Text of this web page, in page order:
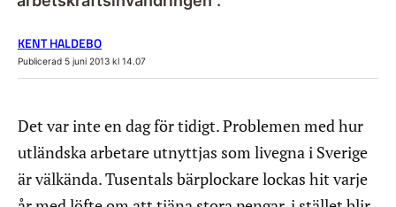
KENT HALDEBO
Publicerad 5 juni 2013 kl 14.07
Det var inte en dag för tidigt. Problemen med hur
utländska arbetare utnyttjas som livegna i Sverige
är välkända. Tusentals bärplockare lockas hit varje